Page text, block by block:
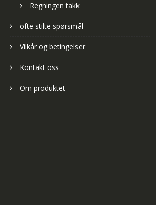
Regningen takk
ofte stilte spørsmål
Vilkår og betingelser
Kontakt oss
Om produktet